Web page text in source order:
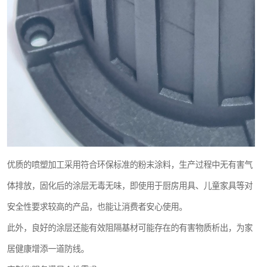
优质的喷塑加工采用符合环保标准的粉末涂料，生产过程中无有害气
体排放，固化后的涂层无毒无味，即使用于厨房用具、儿童家具等对
安全性要求较高的产品，也能让消费者安心使用。
此外，良好的涂层还能有效阻隔基材可能存在的有害物质析出，为家
居健康增添一道防线。